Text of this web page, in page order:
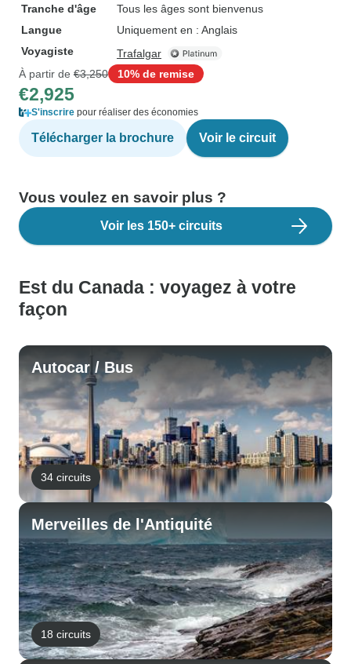
Tranche d'âge
Tous les âges sont bienvenus
Langue
Uniquement en : Anglais
Voyagiste
Trafalgar
À partir de €3,250 10% de remise
€2,925
S'inscrire pour réaliser des économies
Télécharger la brochure Voir le circuit
Vous voulez en savoir plus ?
Voir les 150+ circuits
Est du Canada : voyagez à votre
façon
Autocar / Bus
34 circuits
Merveilles de l'Antiquité
18 circuits